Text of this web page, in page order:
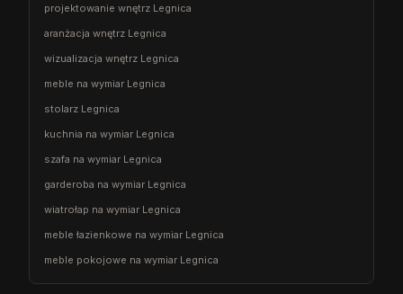
projektowanie wnętrz Legnica
aranżacja wnętrz Legnica
wizualizacja wnętrz Legnica
meble na wymiar Legnica
stolarz Legnica
kuchnia na wymiar Legnica
szafa na wymiar Legnica
garderoba na wymiar Legnica
wiatrołap na wymiar Legnica
meble łazienkowe na wymiar Legnica
meble pokojowe na wymiar Legnica